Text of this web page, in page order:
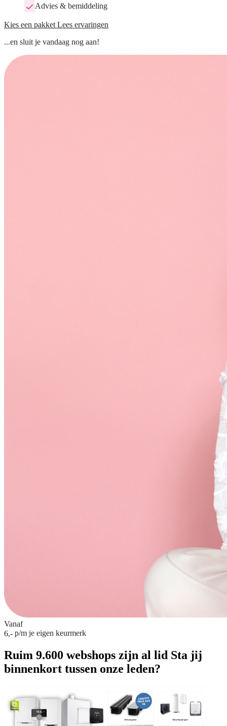
Advies & bemiddeling
Kies een pakket Lees ervaringen
...en sluit je vandaag nog aan!
Vanaf
6,- p/m je eigen keurmerk
Ruim 9.600 webshops zijn al lid Sta jij
binnenkort tussen onze leden?